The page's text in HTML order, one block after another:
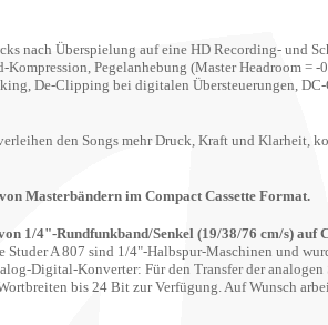
nach Überspielung auf eine HD Recording- und
Pegelanhebung (Master Headroom =
De-Clipping bei digitalen Übersteuerungen, DC-
den Songs mehr Druck, Kraft und Klarheit,
Masterbändern im Compact Cassette Format.
1/4"-Rundfunkband/Senkel (19/38/76 cm/s) auf
A 807 sind 1/4"-Halbspur-Maschinen und
Digital-Konverter: Für den Transfer der
bis 24 Bit zur Verfügung. Auf Wunsch